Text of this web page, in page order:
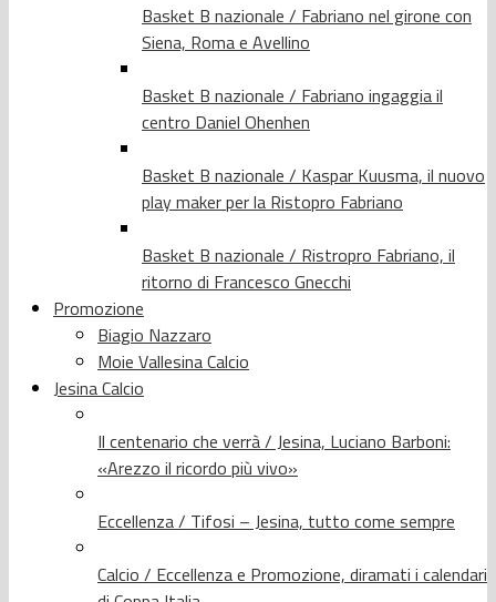
Basket B nazionale / Fabriano nel girone con
Siena, Roma e Avellino
Basket B nazionale / Fabriano ingaggia il
centro Daniel Ohenhen
Basket B nazionale / Kaspar Kuusma, il nuovo
play maker per la Ristopro Fabriano
Basket B nazionale / Ristropro Fabriano, il
ritorno di Francesco Gnecchi
Promozione
Biagio Nazzaro
Moie Vallesina Calcio
Jesina Calcio
Il centenario che verrà / Jesina, Luciano Barboni:
«Arezzo il ricordo più vivo»
Eccellenza / Tifosi – Jesina, tutto come sempre
Calcio / Eccellenza e Promozione, diramati i calendari